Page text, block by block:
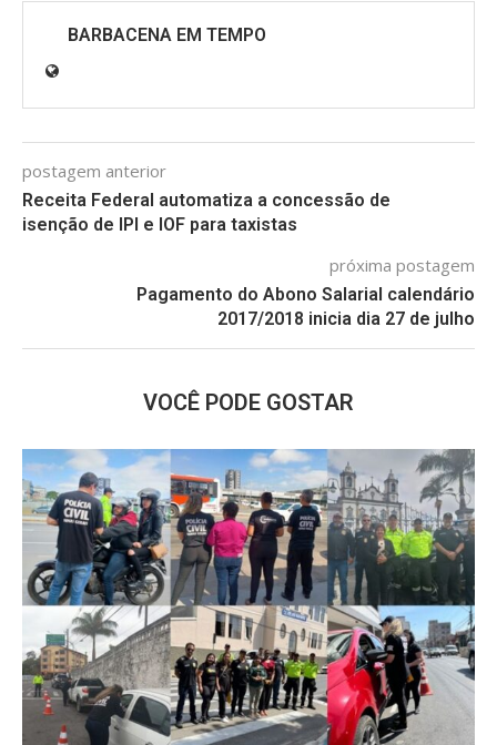
BARBACENA EM TEMPO
postagem anterior
Receita Federal automatiza a concessão de
isenção de IPI e IOF para taxistas
próxima postagem
Pagamento do Abono Salarial calendário
2017/2018 inicia dia 27 de julho
VOCÊ PODE GOSTAR